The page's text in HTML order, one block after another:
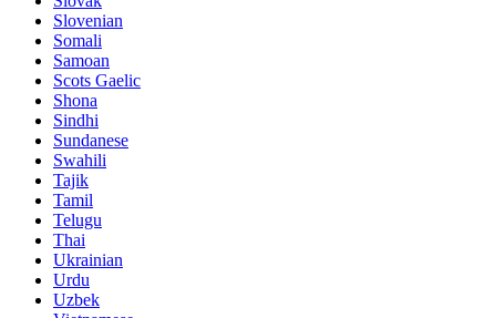
Slovenian
Somali
Samoan
Scots Gaelic
Shona
Sindhi
Sundanese
Swahili
Tajik
Tamil
Telugu
Thai
Ukrainian
Urdu
Uzbek